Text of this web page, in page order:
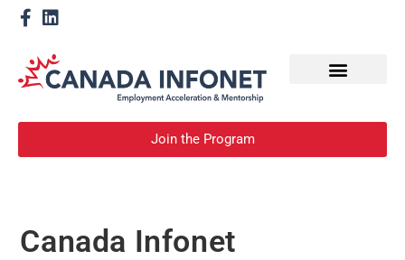
Join the Program
Canada Infonet